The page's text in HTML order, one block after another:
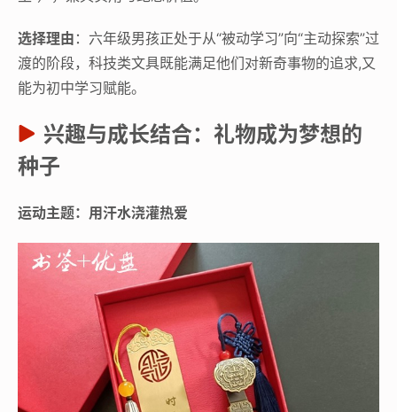
选择理由 ：六年级男孩正处于从“被动学习”向“主动探索”过
渡的阶段，科技类文具既能满足他们对新奇事物的追求,又
能为初中学习赋能。
兴趣与成长结合：礼物成为梦想的
种子
运动主题：用汗水浇灌热爱